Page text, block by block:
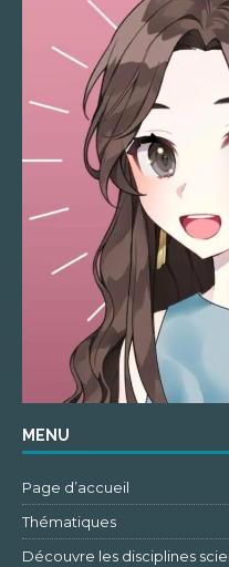
MENU
Page d’accueil
Thématiques
Découvre les disciplines